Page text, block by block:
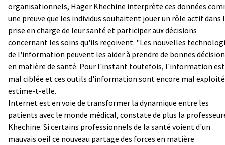
organisationnels, Hager Khechine interprète ces données
une preuve que les individus souhaitent jouer un rôle actif dans
prise en charge de leur santé et participer aux décisions
concernant les soins qu'ils reçoivent. "Les nouvelles
de l'information peuvent les aider à prendre de bonnes
en matière de santé. Pour l'instant toutefois, l'information est
mal ciblée et ces outils d'information sont encore mal
estime-t-elle.
Internet est en voie de transformer la dynamique entre les
patients avec le monde médical, constate de plus la
Khechine. Si certains professionnels de la santé voient d'un
mauvais oeil ce nouveau partage des forces en matière